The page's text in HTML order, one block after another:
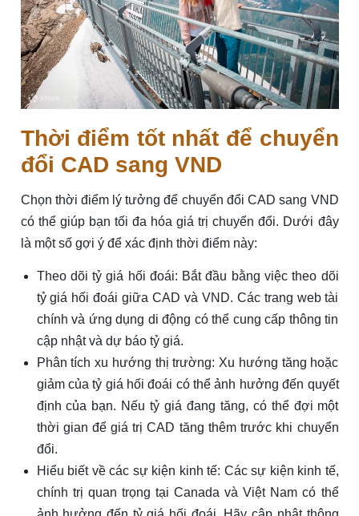
Thời điểm tốt nhất để chuyển
đổi CAD sang VND
Chọn thời điểm lý tưởng để chuyển đổi CAD sang VND
có thể giúp bạn tối đa hóa giá trị chuyển đổi. Dưới đây
là một số gợi ý để xác định thời điểm này:
Theo dõi tỷ giá hối đoái: Bắt đầu bằng việc theo dõi
tỷ giá hối đoái giữa CAD và VND. Các trang web tài
chính và ứng dụng di động có thể cung cấp thông tin
cập nhật và dự báo tỷ giá.
Phân tích xu hướng thị trường: Xu hướng tăng hoặc
giảm của tỷ giá hối đoái có thể ảnh hưởng đến quyết
định của bạn. Nếu tỷ giá đang tăng, có thể đợi một
thời gian để giá trị CAD tăng thêm trước khi chuyển
đổi.
Hiểu biết về các sự kiện kinh tế: Các sự kiện kinh tế,
chính trị quan trọng tại Canada và Việt Nam có thể